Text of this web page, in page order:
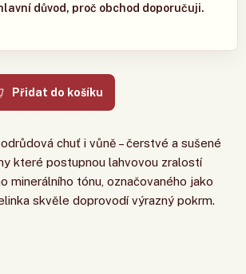
důvod, proč obchod doporučuji.
Přidat do košíku
chuť i vůně – čerstvé a sušené
které postupnou lahvovou zralostí
minerálního tónu, označovaného jako
skvěle doprovodí výrazný pokrm.